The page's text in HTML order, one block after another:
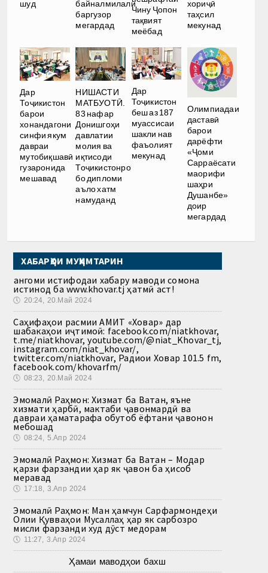
шуд
байналмилалӣ
баргузор
мегардад
Чину Ҷопон
тақвият
меёбад
хориҷӣ
таҳсил
мекунад
Дар
Тоҷикистон
барои
хонандагони
синфи якум
давраи
мутобиқшавӣ
гузаронида
мешавад
НИШАСТИ
МАТБУОТӢ.
83 нафар
Донишгоҳи
давлатии
молия ва
иқтисоди
Тоҷикистонро
бо дипломи
аъло хатм
намуданд
Дар
Тоҷикистон
беш аз 187
муассисаи
шакли нав
фаъолият
мекунад
Олимпиадаи
даставӣ
барои
дарёфти
«Ҷоми
Сарраёсати
маорифи
шаҳри
Душанбе»
доир
мегардад
ХАБАРҲОИ МУҲИМТАРИН
Ҳангоми истифодаи хабару маводи сомона
истинод ба www.khovar.tj ҳатмӣ аст!
🕔 20:24, 20.Май 2024
Саҳифаҳои расмии АМИТ «Ховар» дар
шабакаҳои иҷтимоӣ: facebook.com/niatkhovar,
t.me/niatkhovar, youtube.com/@niat_Khovar_tj,
instagram.com/niat_khovar/,
twitter.com/niatkhovar, Радиои Ховар 101.5 fm,
facebook.com/khovarfm/
🕔 08:23, 20.Май 2024
Эмомалӣ Раҳмон: Хизмат ба Ватан, яъне
хизмати ҳарбӣ, мактаби ҷавонмардӣ ва
давраи ҳаматарафа обутоб ёфтани ҷавонон
мебошад
🕔 08:24, 5.Апр 2024
Эмомалӣ Раҳмон: Хизмат ба Ватан – Модар
қарзи фарзандии ҳар як ҷавон ба ҳисоб
меравад
🕔 17:18, 3.Апр 2024
Эмомалӣ Раҳмон: Ман ҳамчун Сарфармондеҳи
Олии Қувваҳои Мусаллаҳ ҳар як сарбозро
мисли фарзанди худ дӯст медорам
🕔 11:27, 3.Апр 2024
Ҳамаи маводҳои бахш